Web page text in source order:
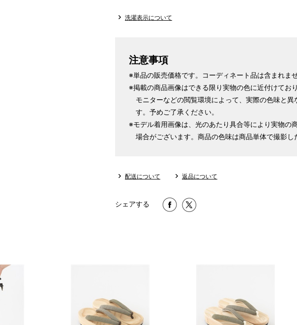
洗濯表示について
注意事項
※単品の販売価格です。コーディネート品は含まれませ
※掲載の商品画像はできる限り実物の色に近付けてお
モニターなどの閲覧環境によって、実際の色味と異
す。予めご了承ください。
※モデル着用画像は、光のあたり具合等により実物の
場合がございます。商品の色味は商品単体で撮影し
配送について 返品について
シェアする